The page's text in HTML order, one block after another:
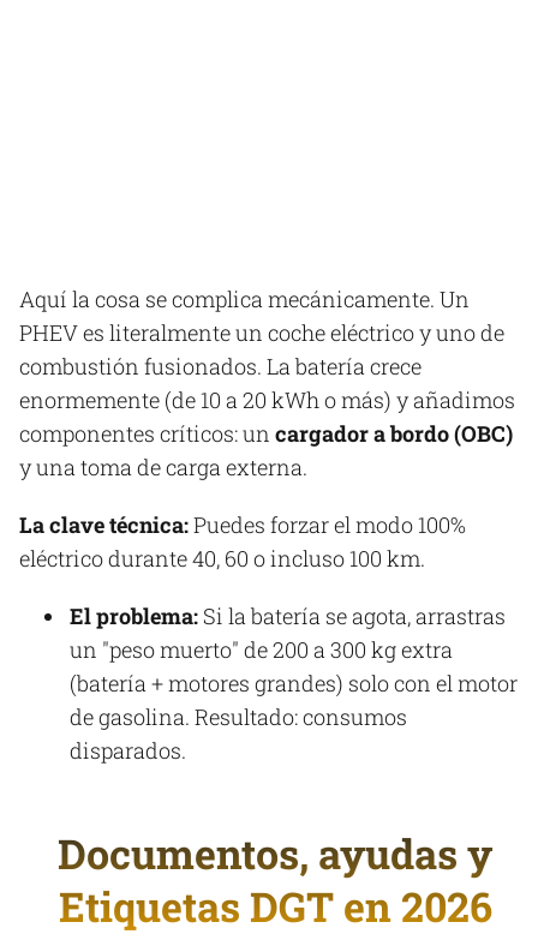
Aquí la cosa se complica mecánicamente. Un
PHEV es literalmente un coche eléctrico y uno de
combustión fusionados. La batería crece
enormemente (de 10 a 20 kWh o más) y añadimos
componentes críticos: un cargador a bordo (OBC)
y una toma de carga externa.
La clave técnica:Puedes forzar el modo 100%
eléctrico durante 40, 60 o incluso 100 km.
El problema: Si la batería se agota, arrastras
un "peso muerto" de 200 a 300 kg extra
(batería + motores grandes) solo con el motor
de gasolina. Resultado: consumos
disparados.
Documentos, ayudas y
Etiquetas DGT en 2026